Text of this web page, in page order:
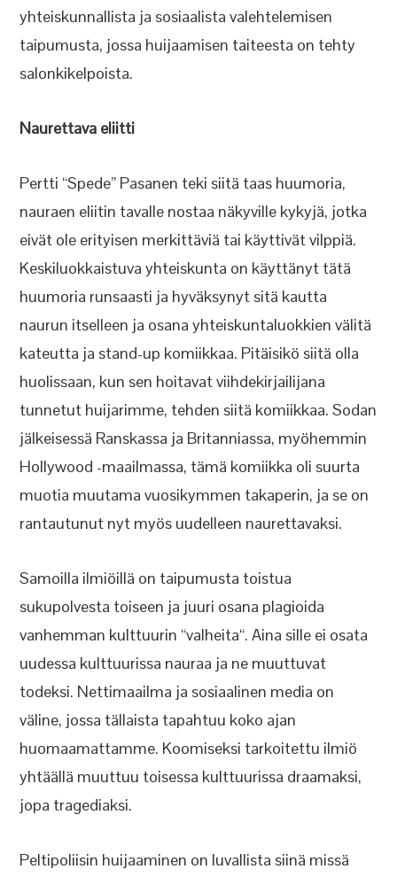
yhteiskunnallista ja sosiaalista valehtelemisen
taipumusta, jossa huijaamisen taiteesta on tehty
salonkikelpoista.
Naurettava eliitti
Pertti “Spede” Pasanen teki siitä taas huumoria,
nauraen eliitin tavalle nostaa näkyville kykyjä, jotka
eivät ole erityisen merkittäviä tai käyttivät vilppiä.
Keskiluokkaistuva yhteiskunta on käyttänyt tätä
huumoria runsaasti ja hyväksynyt sitä kautta
naurun itselleen ja osana yhteiskuntaluokkien välitä
kateutta ja stand-up komiikkaa. Pitäisikö siitä olla
huolissaan, kun sen hoitavat viihdekirjailijana
tunnetut huijarimme, tehden siitä komiikkaa. Sodan
jälkeisessä Ranskassa ja Britanniassa, myöhemmin
Hollywood -maailmassa, tämä komiikka oli suurta
muotia muutama vuosikymmen takaperin, ja se on
rantautunut nyt myös uudelleen naurettavaksi.
Samoilla ilmiöillä on taipumusta toistua
sukupolvesta toiseen ja juuri osana plagioida
vanhemman kulttuurin “valheita“. Aina sille ei osata
uudessa kulttuurissa nauraa ja ne muuttuvat
todeksi. Nettimaailma ja sosiaalinen media on
väline, jossa tällaista tapahtuu koko ajan
huomaamattamme. Koomiseksi tarkoitettu ilmiö
yhtäällä muuttuu toisessa kulttuurissa draamaksi,
jopa tragediaksi.
Peltipoliisin huijaaminen on luvallista siinä missä